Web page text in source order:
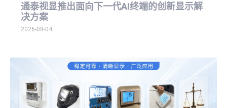
通泰视显推出面向下一代AI终端的创新显示解
决方案
2026-08-04